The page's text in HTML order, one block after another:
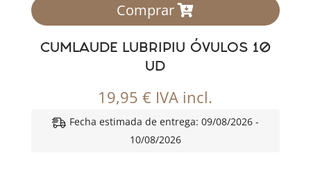
Comprar
CUMLAUDE LUBRIPIU ÓVULOS 10
UD
19,95€ IVA incl.
Fecha estimada de entrega: 09/08/2026 -
10/08/2026